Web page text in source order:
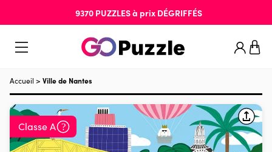
9370 PUZZLESà prix DÉGRIFFÉS
Accueil > Ville de Nantes
Classe A